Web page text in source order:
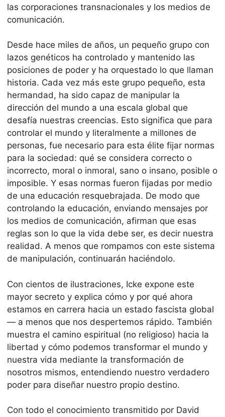
las corporaciones transnacionales y los medios de
comunicación.
Desde hace miles de años, un pequeño grupo con
lazos genéticos ha controlado y mantenido las
posiciones de poder y ha orquestado lo que llaman
historia. Cada vez más este grupo pequeño, esta
hermandad, ha sido capaz de manipular la
dirección del mundo a una escala global que
desafía nuestras creencias. Esto significa que para
controlar el mundo y literalmente a millones de
personas, fue necesario para esta élite fijar normas
para la sociedad: qué se considera correcto o
incorrecto, moral o inmoral, sano o insano, posible o
imposible. Y esas normas fueron fijadas por medio
de una educación resquebrajada. De modo que
controlando la educación, enviando mensajes por
los medios de comunicación, afirman que esas
reglas son lo que la vida debe ser, es decir nuestra
realidad. A menos que rompamos con este sistema
de manipulación, continuarán haciéndolo.
Con cientos de ilustraciones, Icke expone este
mayor secreto y explica cómo y por qué ahora
estamos en carrera hacia un estado fascista global
— a menos que nos despertemos rápido. También
muestra el camino espiritual (no religioso) hacia la
libertad y cómo podemos transformar el mundo y
nuestra vida mediante la transformación de
nosotros mismos, entendiendo nuestro verdadero
poder para diseñar nuestro propio destino.
Con todo el conocimiento transmitido por David